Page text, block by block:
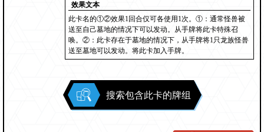
效果文本
此卡名的①②效果1回合仅可各使用1次。①：通常怪兽被
送至自己墓地的情况下可以发动。从手牌将此卡特殊召
唤。②：此卡存在于墓地的情况下，从手牌将1只龙族怪兽
送至墓地可以发动。将此卡加入手牌。
搜索包含此卡的牌组